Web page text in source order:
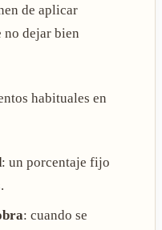
de aplicar
no dejar bien
habituales en
: un porcentaje fijo
: cuando se